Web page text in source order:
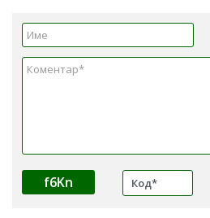
f6Kn